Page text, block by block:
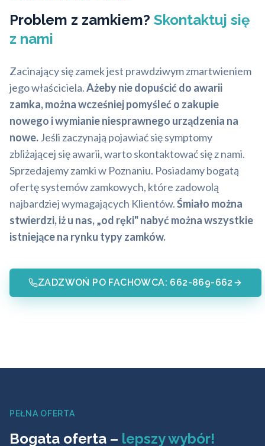
Problem z zamkiem? Skontaktuj się
z nami
Zacinający się zamek jest prawdziwym zmartwieniem
jego właściciela.Ażeby nie dopuścić do awarii
zamka, można wcześniej pomyśleć o zakupie
nowego i wymianie niesprawnego urządzenia na
nowe.Jeśli zaczynają pojawiać się symptomy
zbliżającej się awarii, warto skontaktować się z nami.
Sprzedajemy zamki w Poznaniu. Posiadamy bogatą
ofertę systemów zamkowych, które zadowolą
najbardziej wymagających Klientów.Śmiało można
stwierdzi, iż u nas, „od ręki" nabyć można wszystkie
istniejące na rynku typy zamków.
ZADZWOŃ PO FACHOWCA: 662-869-662
PEŁNA OFERTA
Bogata oferta – lepszy wybór!